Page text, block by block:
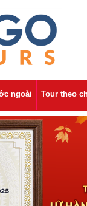
ngoài Tour theo